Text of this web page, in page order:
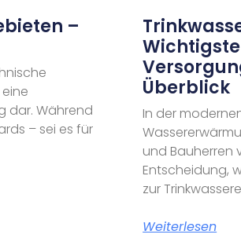
–
dar. Während
– sei es für
Überblick
In der
und Bauherren
Entscheidung,
zur
Weiterlesen